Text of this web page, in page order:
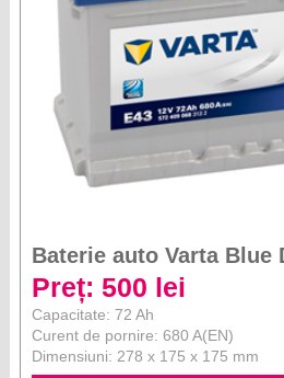
Baterie auto Varta Blue
Preț: 500 lei
Capacitate: 72 Ah
Curent de pornire: 680 A(EN)
Dimensiuni: 278 x 175 x 175 mm